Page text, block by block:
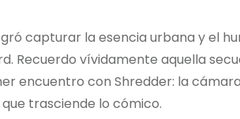
capturar la esencia urbana y el
Recuerdo vívidamente aquella
encuentro con Shredder: la
trasciende lo cómico.